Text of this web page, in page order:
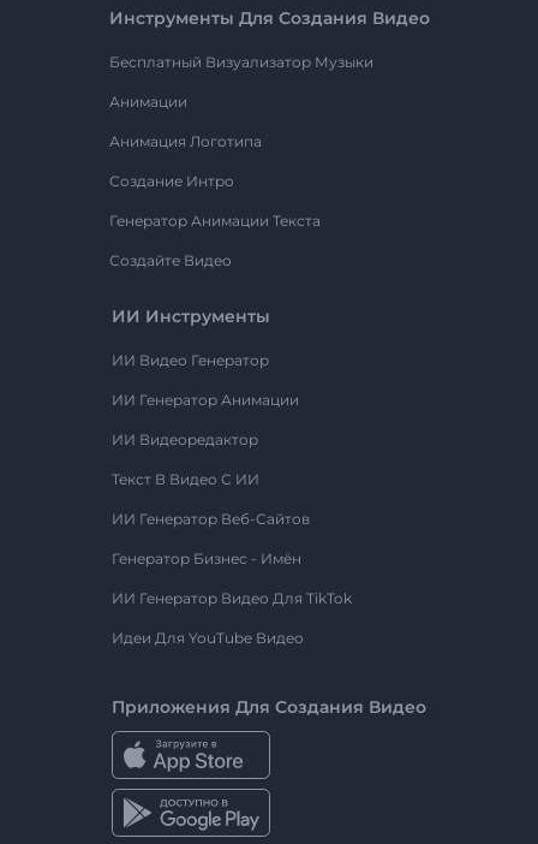
Инструменты Для Создания Видео
Бесплатный Визуализатор Музыки
Анимации
Анимация Логотипа
Создание Интро
Генератор Анимации Текста
Создайте Видео
ИИ Инструменты
ИИ Видео Генератор
ИИ Генератор Анимации
ИИ Видеоредактор
Текст В Видео С ИИ
ИИ Генератор Веб-Сайтов
Генератор Бизнес - Имён
ИИ Генератор Видео Для TikTok
Идеи Для YouTube Видео
Приложения Для Создания Видео